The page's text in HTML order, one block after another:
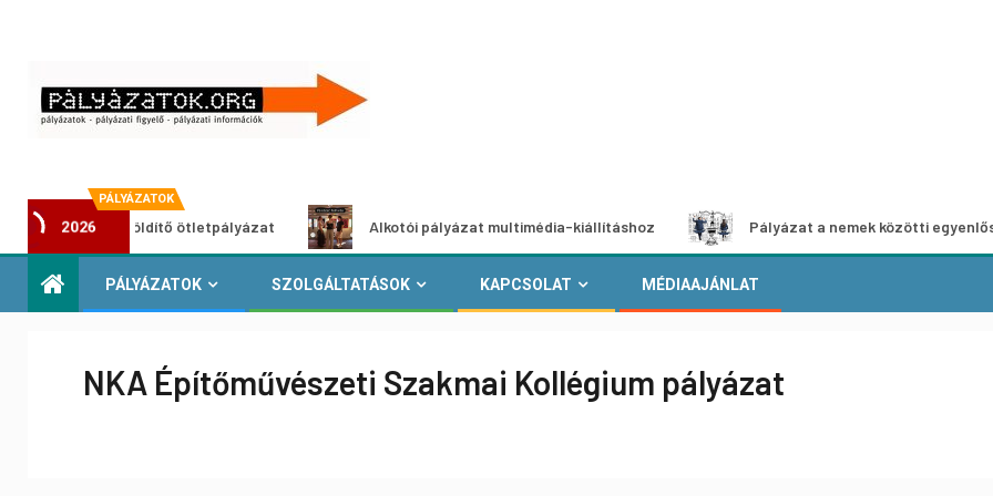
PÁLYÁZATOK
2026
Városzöldítő ötletpályázat Alkotói pályázat multimédia-kiállításhoz Pályázat a nemek közötti egyenlőség
PÁLYÁZATOK SZOLGÁLTATÁSOK KAPCSOLAT MÉDIAAJÁNLAT
NKA Építőművészeti Szakmai Kollégium pályázat